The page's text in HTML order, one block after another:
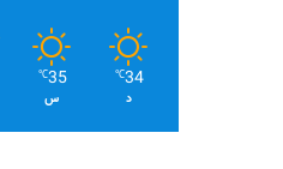
34
℃
د
35
℃
س